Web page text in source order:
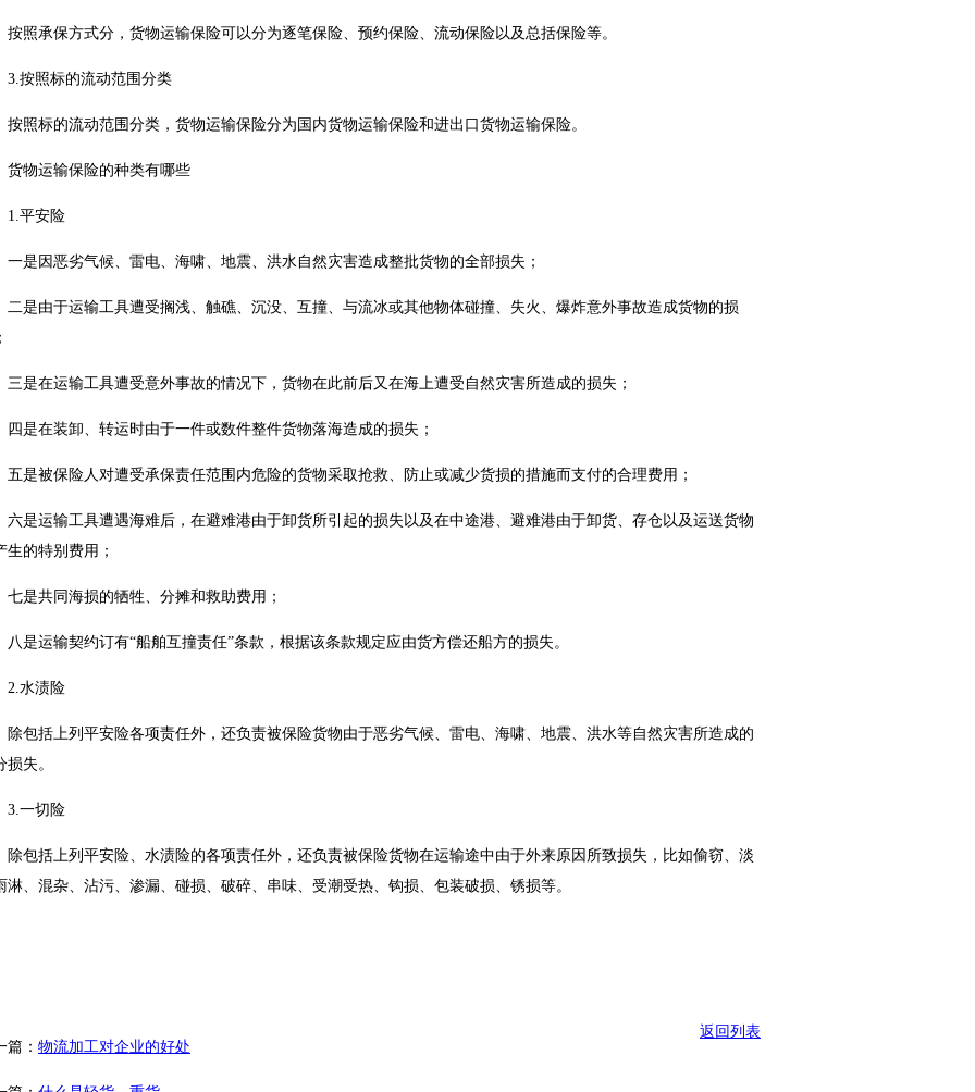
按照承保方式分，货物运输保险可以分为逐笔保险、预约保险、流动保险以及总括保险等。
3.按照标的流动范围分类
按照标的流动范围分类，货物运输保险分为国内货物运输保险和进出口货物运输保险。
货物运输保险的种类有哪些
1.平安险
一是因恶劣气候、雷电、海啸、地震、洪水自然灾害造成整批货物的全部损失；
二是由于运输工具遭受搁浅、触礁、沉没、互撞、与流冰或其他物体碰撞、失火、爆炸意外事故造成货物的损
三是在运输工具遭受意外事故的情况下，货物在此前后又在海上遭受自然灾害所造成的损失；
四是在装卸、转运时由于一件或数件整件货物落海造成的损失；
五是被保险人对遭受承保责任范围内危险的货物采取抢救、防止或减少货损的措施而支付的合理费用；
六是运输工具遭遇海难后，在避难港由于卸货所引起的损失以及在中途港、避难港由于卸货、存仓以及运送货物
生的特别费用；
七是共同海损的牺牲、分摊和救助费用；
八是运输契约订有“船舶互撞责任”条款，根据该条款规定应由货方偿还船方的损失。
2.水渍险
除包括上列平安险各项责任外，还负责被保险货物由于恶劣气候、雷电、海啸、地震、洪水等自然灾害所造成的
损失。
3.一切险
除包括上列平安险、水渍险的各项责任外，还负责被保险货物在运输途中由于外来原因所致损失，比如偷窃、淡
淋、混杂、沾污、渗漏、碰损、破碎、串味、受潮受热、钩损、包装破损、锈损等。
篇： 物流加工对企业的好处
返回列表